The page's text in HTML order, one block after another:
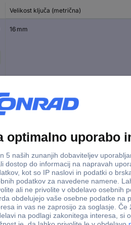
Velikost ključa (metrična)
16 mm
6 mm
7 mm